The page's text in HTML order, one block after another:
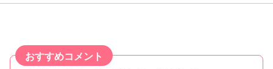
おすすめコメント